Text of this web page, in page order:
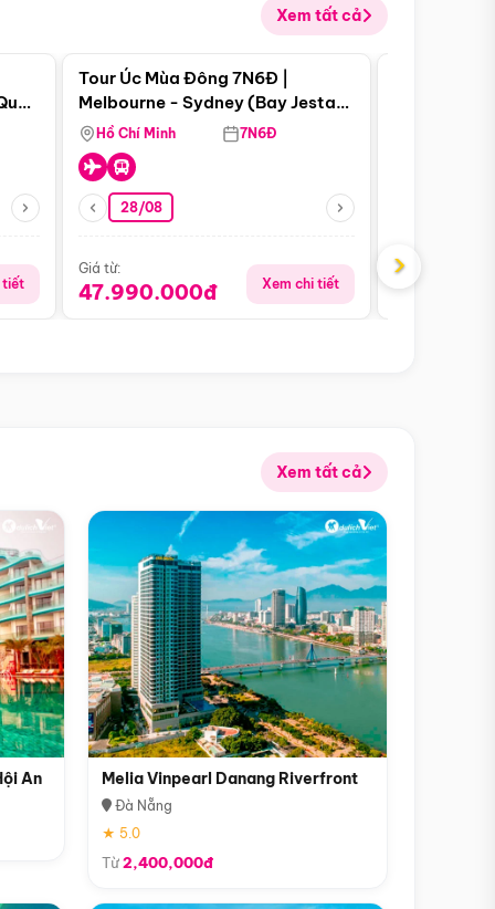
Xem tất cả
tiết
Điểm nổi bật
Tour Úc Mùa Đông 7N6Đ |
Melbourne - Sydney (Bay Jestar
Airways)
Hồ Chí Minh 7N6Đ
28/08
Giá từ:
47.990.000đ Xem chi tiết
Giá từ:
›
Xem tất cả
An Melia Vinpearl Danang Riverfront
Đà Nẵng
★ 5.0
Từ2,400,000đ